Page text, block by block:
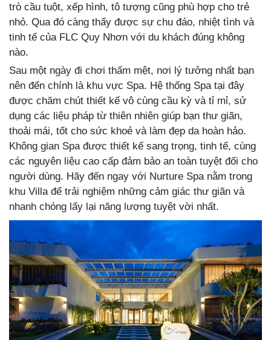
trò cầu tuột, xếp hình, tô tượng cũng phù hợp cho trẻ
nhỏ. Qua đó càng thấy được sự chu đáo, nhiệt tình và
tinh tế của FLC Quy Nhơn với du khách đúng không
nào.
Sau một ngày đi chơi thấm mệt, nơi lý tưởng nhất bạn
nên đến chính là khu vực Spa. Hệ thống Spa tại đây
được chăm chút thiết kế vô cùng cầu kỳ và tỉ mỉ, sử
dụng các liệu pháp từ thiên nhiên giúp bạn thư giãn,
thoải mái, tốt cho sức khoẻ và làm đẹp da hoàn hảo.
Không gian Spa được thiết kế sang trọng, tinh tế, cùng
các nguyên liệu cao cấp đảm bảo an toàn tuyệt đối cho
người dùng. Hãy đến ngay với Nurture Spa nằm trong
khu Villa để trải nghiệm những cảm giác thư giãn và
nhanh chóng lấy lại năng lượng tuyệt vời nhất.